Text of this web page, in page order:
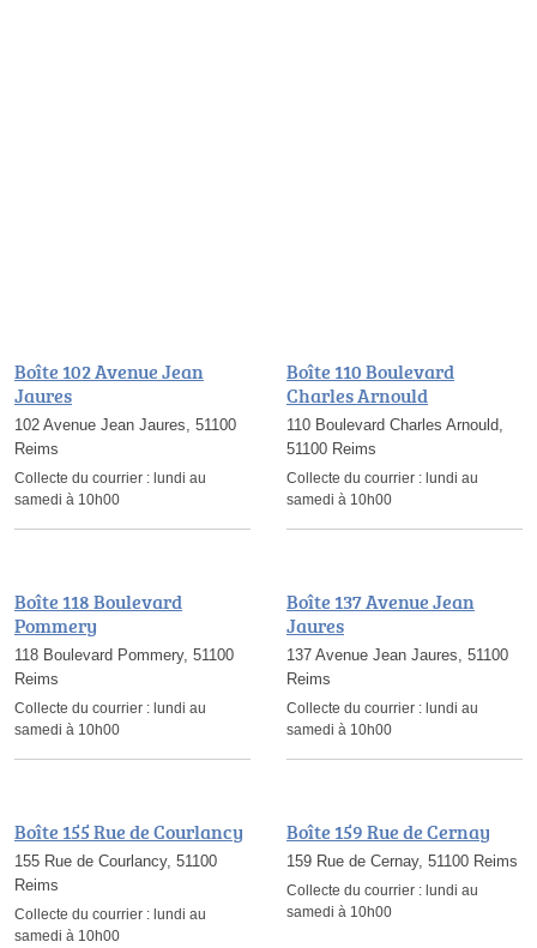
Boîte 102 Avenue Jean
Jaures
102 Avenue Jean Jaures, 51100
Reims
Collecte du courrier : lundi au
samedi à 10h00
Boîte 110 Boulevard
Charles Arnould
110 Boulevard Charles Arnould,
51100 Reims
Collecte du courrier : lundi au
samedi à 10h00
Boîte 118 Boulevard
Pommery
118 Boulevard Pommery, 51100
Reims
Collecte du courrier : lundi au
samedi à 10h00
Boîte 137 Avenue Jean
Jaures
137 Avenue Jean Jaures, 51100
Reims
Collecte du courrier : lundi au
samedi à 10h00
Boîte 155 Rue de Courlancy
155 Rue de Courlancy, 51100
Reims
Collecte du courrier : lundi au
samedi à 10h00
Boîte 159 Rue de Cernay
159 Rue de Cernay, 51100 Reims
Collecte du courrier : lundi au
samedi à 10h00